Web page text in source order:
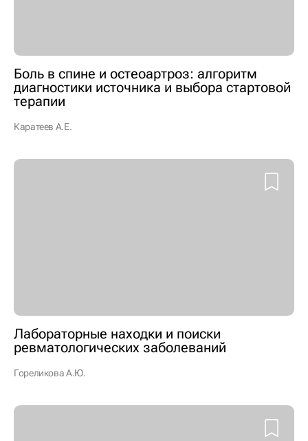
Боль в спине и остеоартроз: алгоритм
диагностики источника и выбора стартовой
терапии
Каратеев А.Е.
Лабораторные находки и поиски
ревматологических заболеваний
Гореликова А.Ю.